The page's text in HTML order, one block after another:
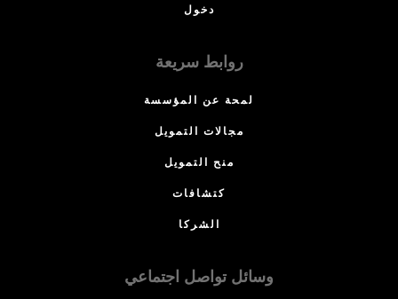
دخول
روابط سريعة
لمحة عن المؤسسة
مجالات التمويل
منح التمويل
كتشافات
الشركا
وسائل تواصل اجتماعي